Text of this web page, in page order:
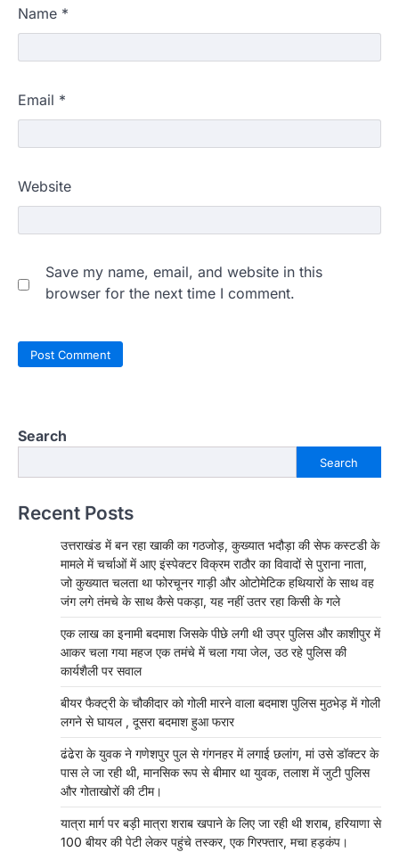
Name *
Email *
Website
Save my name, email, and website in this
browser for the next time I comment.
Search
Search
Recent Posts
उत्तराखंड में बन रहा खाकी का गठजोड़, कुख्यात भदौड़ा की सेफ कस्टडी के
मामले में चर्चाओं में आए इंस्पेक्टर विक्रम राठौर का विवादों से पुराना नाता,
जो कुख्यात चलता था फोरचूनर गाड़ी और ओटोमेटिक हथियारों के साथ वह
जंग लगे तंमचे के साथ कैसे पकड़ा, यह नहीं उतर रहा किसी के गले
एक लाख का इनामी बदमाश जिसके पीछे लगी थी उप्र पुलिस और काशीपुर में
आकर चला गया महज एक तमंचे में चला गया जेल, उठ रहे पुलिस की
कार्यशैली पर सवाल
बीयर फैक्ट्री के चौकीदार को गोली मारने वाला बदमाश पुलिस मुठभेड़ में गोली
लगने से घायल , दूसरा बदमाश हुआ फरार
ढंढेरा के युवक ने गणेशपुर पुल से गंगनहर में लगाई छलांग, मां उसे डॉक्टर के
पास ले जा रही थी, मानसिक रूप से बीमार था युवक, तलाश में जुटी पुलिस
और गोताखोरों की टीम।
यात्रा मार्ग पर बड़ी मात्रा शराब खपाने के लिए जा रही थी शराब, हरियाणा से
100 बीयर की पेटी लेकर पहुंचे तस्कर, एक गिरफ्तार, मचा हड़कंप।